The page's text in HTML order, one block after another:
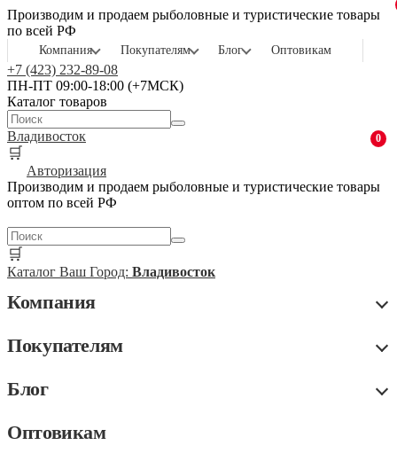
Производим и продаем рыболовные и туристические товары
по всей РФ
Компания Покупателям Блог Оптовикам
+7 (423) 232-89-08
ПН-ПТ 09:00-18:00 (+7МСК)
Каталог товаров
Владивосток
🛒
0
Авторизация
Производим и продаем рыболовные и туристические товары
оптом по всей РФ
🛒
Каталог Ваш Город: Владивосток
Компания
Покупателям
Блог
Оптовикам